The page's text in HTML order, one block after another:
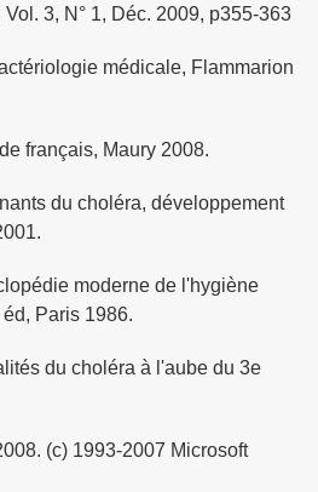
3, N° 1, Déc. 2009, p355-363
médicale, Flammarion
français, Maury 2008.
du choléra, développement
moderne de l'hygiène
Paris 1986.
du choléra à l'aube du 3e
(c) 1993-2007 Microsoft